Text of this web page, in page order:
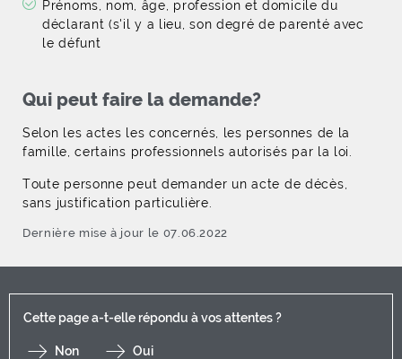
Prénoms, nom, âge, profession et domicile du
déclarant (s'il y a lieu, son degré de parenté avec
le défunt
Qui peut faire la demande?
Selon les actes les concernés, les personnes de la
famille, certains professionnels autorisés par la loi.
Toute personne peut demander un acte de décès,
sans justification particulière.
Dernière mise à jour le 07.06.2022
Cette page a-t-elle répondu à vos attentes ?
Non Oui